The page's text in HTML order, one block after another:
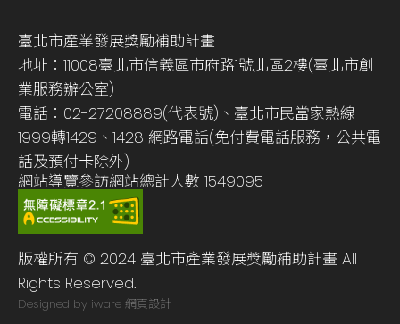
臺北市產業發展獎勵補助計畫
地址：11008臺北市信義區市府路1號北區2樓(臺北市創
業服務辦公室)
電話：02-27208889(代表號)、臺北市民當家熱線
1999轉1429、1428 網路電話(免付費電話服務，公共電
話及預付卡除外)
網站導覽參訪網站總計人數 1549095
版權所有 © 2024 臺北市產業發展獎勵補助計畫 All
Rights Reserved.
Designed by iware 網頁設計